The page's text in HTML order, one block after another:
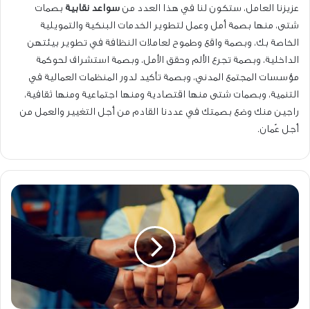
عزيزنا العامل، ستكون لنا في هذا العدد من سواعد نقابية بصمات
شتى، منها بصمة أمل وعمل لتطوير الخدمات البنكية والتمويلية
الخاصة بك، وبصمة واقع وطموح لعاملات النظافة في تطوير بيئتهن
الداخلية، وبصمة تجرع الألم وحقق الأمل، وبصمة استشراف لحوكمة
مؤسسات المجتمع المدني، وبصمة تأكيد لدور المنظمات العمالية في
التنمية، وبصمات شتى منها اقتصادية ومنها اجتماعية ومنها ثقافية،
راجين منك وضع بصمتك في عددنا القادم من أجل التغيير والعمل من
أجل عُمان.
الاتحاد